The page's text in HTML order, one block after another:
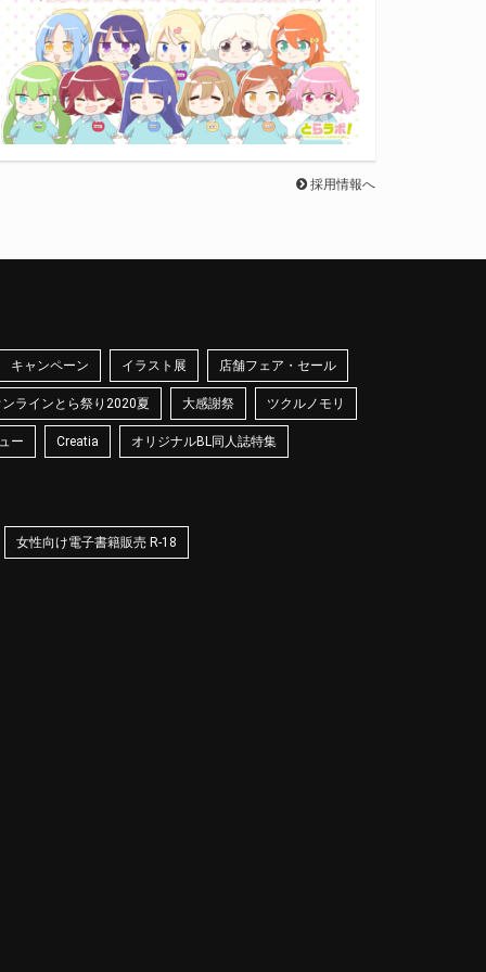
採用情報へ
キャンペーン イラスト展 店舗フェア・セール
ラインとら祭り2020夏 大感謝祭 ツクルノモリ
ー Creatia オリジナルBL同人誌特集
女性向け電子書籍販売 R-18